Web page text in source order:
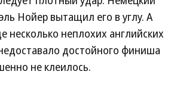
Нойер вытащил его в углу. А
несколько неплохих английских
достойного финиша
не клеилось.